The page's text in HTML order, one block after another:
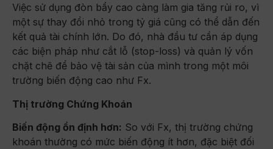
Việc sử dụng đòn bẩy cao càng làm gia tăng rủi ro, vì
một sự thay đổi nhỏ trong tỷ giá cũng có thể dẫn đến
kết quả tài chính lớn. Do đó, nhà đầu tư cần áp dụng
các biện pháp như cắt lỗ (stop-loss) và quản lý vốn
chặt chẽ để bảo vệ tài sản của mình trong một môi
trường biến động cao như Fx.
Thị trường Chứng Khoán
Biến động ổn định hơn: So với Fx, thị trường chứng
khoán thường có mức biến động ít hơn, đặc biệt đối